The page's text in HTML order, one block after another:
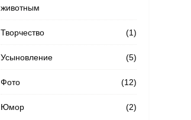
животным
(1)
Творчество
(5)
Усыновление
(12)
Фото
(2)
Юмор